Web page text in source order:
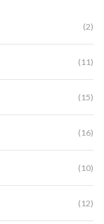
(2)
(11)
(15)
(16)
(10)
(12)